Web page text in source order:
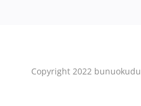
Copyright 2022